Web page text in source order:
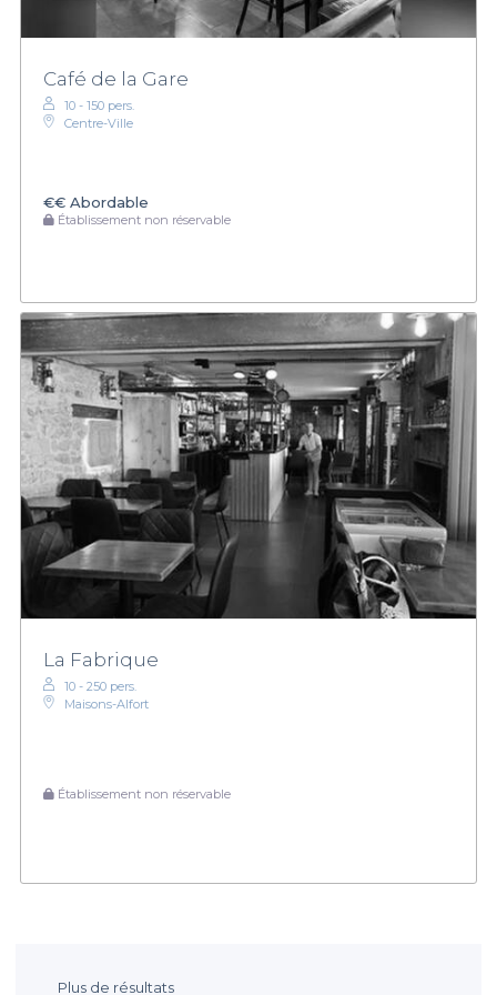
Café de la Gare
10 - 150 pers.
Centre-Ville
€€ Abordable
Établissement non réservable
La Fabrique
10 - 250 pers.
Maisons-Alfort
Établissement non réservable
Plus de résultats